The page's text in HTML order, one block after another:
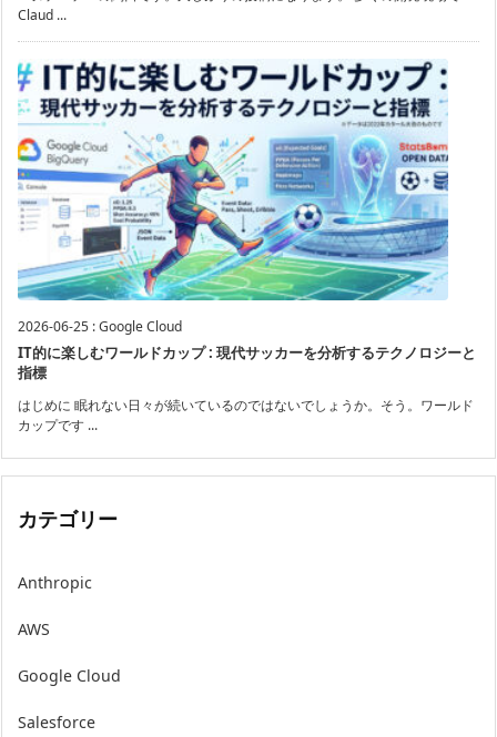
Claud ...
2026-06-25 :Google Cloud
IT的に楽しむワールドカップ : 現代サッカーを分析するテクノロジーと
指標
はじめに 眠れない日々が続いているのではないでしょうか。そう。ワールド
カップです ...
カテゴリー
Anthropic
AWS
Google Cloud
Salesforce